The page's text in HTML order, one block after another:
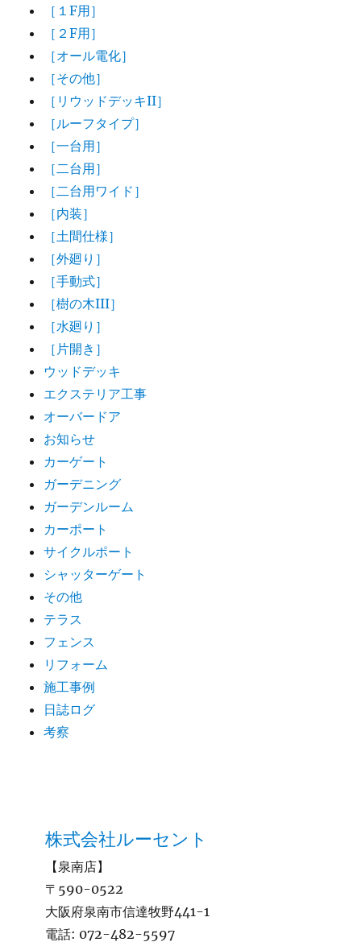
［１F用］
［２F用］
［オール電化］
［その他］
［リウッドデッキII］
［ルーフタイプ］
［一台用］
［二台用］
［二台用ワイド］
［内装］
［土間仕様］
［外廻り］
［手動式］
［樹の木III］
［水廻り］
［片開き］
ウッドデッキ
エクステリア工事
オーバードア
お知らせ
カーゲート
ガーデニング
ガーデンルーム
カーポート
サイクルポート
シャッターゲート
その他
テラス
フェンス
リフォーム
施工事例
日誌ログ
考察
株式会社ルーセント
【泉南店】
〒590-0522
大阪府泉南市信達牧野441-1
電話: 072-482-5597